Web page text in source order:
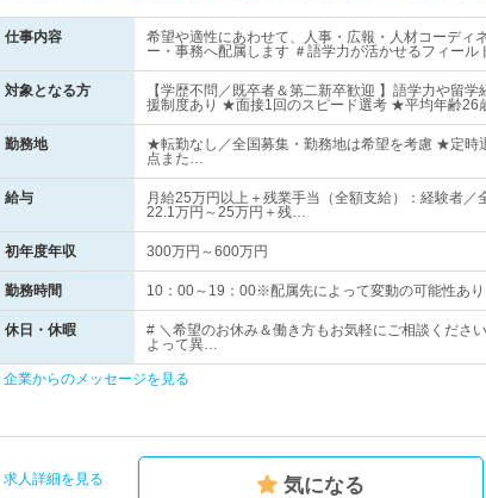
仕事内容
希望や適性にあわせて、人事・広報・人材コーディ
ー・事務へ配属します ＃語学力が活かせるフィール
対象となる方
【学歴不問／既卒者＆第二新卒歓迎 】語学力や留
援制度あり ★面接1回のスピード選考 ★平均年齢26
勤務地
★転勤なし／全国募集・勤務地は希望を考慮 ★定時
点また…
給与
月給25万円以上＋残業手当（全額支給）：経験者
22.1万円～25万円＋残…
初年度年収 300万円～600万円
勤務時間 10：00～19：00※配属先によって変動の可能性あり
休日・休暇
# ＼希望のお休み＆働き方もお気軽にご相談くださ
よって異…
企業からのメッセージを見る
求人詳細を見る 気になる